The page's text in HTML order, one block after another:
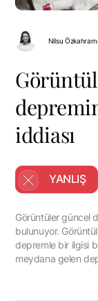
Nilsu
iddiası
YANLIŞ
Görüntüler güncel
bulunuyor.
depremle bir ilgisi
meydana gelen